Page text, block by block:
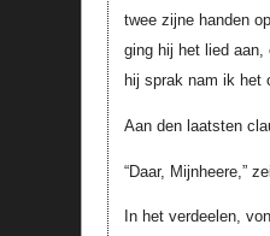
twee zijne handen
ging hij het lied aan,
hij sprak nam ik het
Aan den laatsten
“Daar, Mijnheere,”
In het verdeelen,